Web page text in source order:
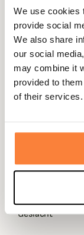
We use cookies
provide social
We also share
our social
may combine it
provided to
of their services.
Dit jack houdt je
V-hals maakt
overhemd,
weekends op
jachtpartijen.
De kraag en
de huid te
De woodcock
combineert
Geslacht